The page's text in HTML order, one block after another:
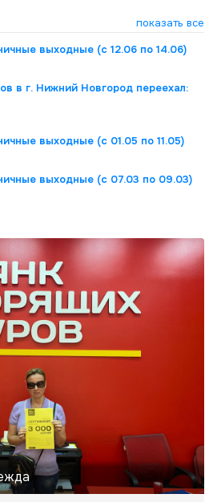
показать все
выходные (с 12.06 по 14.06)
в г. Нижний Новгород переехал:
выходные (с 01.05 по 11.05)
выходные (с 07.03 по 09.03)